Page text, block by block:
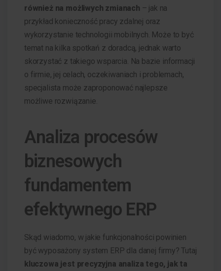
również na możliwych zmianach – jak na
przykład konieczność pracy zdalnej oraz
wykorzystanie technologii mobilnych. Może to być
temat na kilka spotkań z doradcą, jednak warto
skorzystać z takiego wsparcia. Na bazie informacji
o firmie, jej celach, oczekiwaniach i problemach,
specjalista może zaproponować najlepsze
możliwe rozwiązanie.
Analiza procesów
biznesowych
fundamentem
efektywnego ERP
Skąd wiadomo, w jakie funkcjonalności powinien
być wyposażony system ERP dla danej firmy? Tutaj
kluczowa jest precyzyjna analiza tego, jak ta